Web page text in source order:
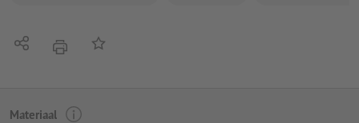
Delen afdrukkenOp de lijst
Materiaal